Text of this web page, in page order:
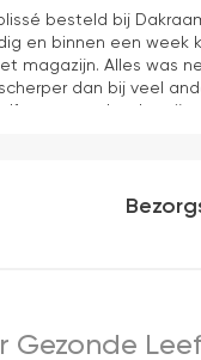
besteld bij
en binnen een week
magazijn. Alles was
dan bij veel
Gezonde